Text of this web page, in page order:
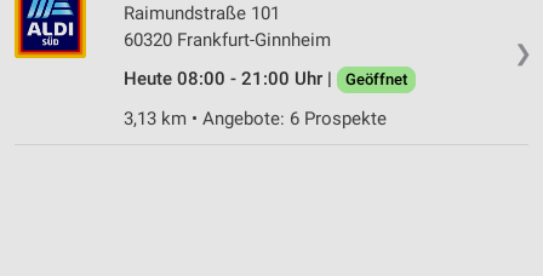
❯
Raimundstraße 101
60320 Frankfurt-Ginnheim
Heute 08:00 - 21:00 Uhr |
Geöffnet
3,13 km • Angebote: 6 Prospekte